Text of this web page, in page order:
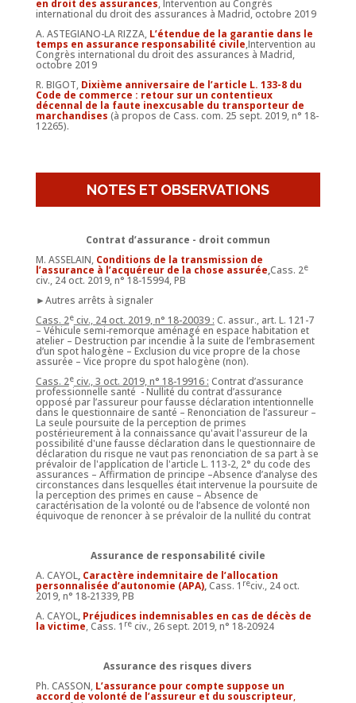
en droit des assurances, Intervention au Congrès
international du droit des assurances à Madrid, octobre 2019
A. ASTEGIANO-LA RIZZA, L’étendue de la garantie dans le
temps en assurance responsabilité civile,Intervention au
Congrès international du droit des assurances à Madrid,
octobre 2019
R. BIGOT, Dixième anniversaire de l’article L. 133-8 du
Code de commerce : retour sur un contentieux
décennal de la faute inexcusable du transporteur de
marchandises (à propos de Cass. com. 25 sept. 2019, n° 18-
12265).
NOTES ET OBSERVATIONS
Contrat d’assurance - droit commun
M. ASSELAIN, Conditions de la transmission de
l’assurance à l’acquéreur de la chose assurée,Cass. 2e
civ., 24 oct. 2019, n° 18-15994, PB
►Autres arrêts à signaler
Cass. 2eciv., 24 oct. 2019, n° 18-20039 : C. assur., art. L. 121-7
– Véhicule semi-remorque aménagé en espace habitation et
atelier – Destruction par incendie à la suite de l’embrasement
d’un spot halogène – Exclusion du vice propre de la chose
assurée – Vice propre du spot halogène (non).
Cass. 2eciv., 3 oct. 2019, n° 18-19916 : Contrat d’assurance
professionnelle santé - Nullité du contrat d’assurance
opposé par l’assureur pour fausse déclaration intentionnelle
dans le questionnaire de santé – Renonciation de l’assureur –
La seule poursuite de la perception de primes
postérieurement à la connaissance qu'avait l'assureur de la
possibilité d'une fausse déclaration dans le questionnaire de
déclaration du risque ne vaut pas renonciation de sa part à se
prévaloir de l'application de l'article L. 113-2, 2° du code des
assurances – Affirmation de principe –Absence d’analyse des
circonstances dans lesquelles était intervenue la poursuite de
la perception des primes en cause – Absence de
caractérisation de la volonté ou de l’absence de volonté non
équivoque de renoncer à se prévaloir de la nullité du contrat
Assurance de responsabilité civile
A. CAYOL, Caractère indemnitaire de l’allocation
personnalisée d’autonomie (APA),Cass. 1 reciv., 24 oct.
2019, n° 18-21339, PB
A. CAYOL, Préjudices indemnisables en cas de décès de
la victime, Cass. 1 reciv., 26 sept. 2019, n° 18-20924
Assurance des risques divers
Ph. CASSON, L’assurance pour compte suppose un
accord de volonté de l’assureur et du souscripteur,